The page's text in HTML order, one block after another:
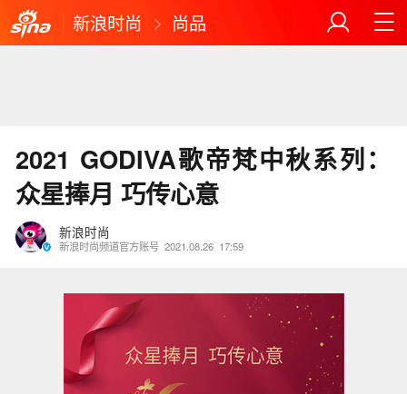
新浪时尚 尚品
2021 GODIVA歌帝梵中秋系列：
众星捧月 巧传心意
新浪时尚
新浪时尚频道官方账号 2021.08.26 17:59